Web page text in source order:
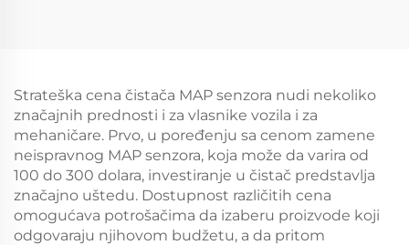
Strateška cena čistača MAP senzora nudi nekoliko
značajnih prednosti i za vlasnike vozila i za
mehaničare. Prvo, u poređenju sa cenom zamene
neispravnog MAP senzora, koja može da varira od
100 do 300 dolara, investiranje u čistač predstavlja
značajno uštedu. Dostupnost različitih cena
omogućava potrošačima da izaberu proizvode koji
odgovaraju njihovom budžetu, a da pritom